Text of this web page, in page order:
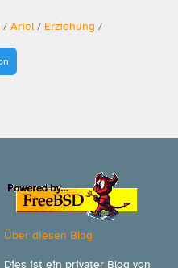
/ Ariel/ Erziehung /
Über diesen Blog
Dies ist ein privater Blog von